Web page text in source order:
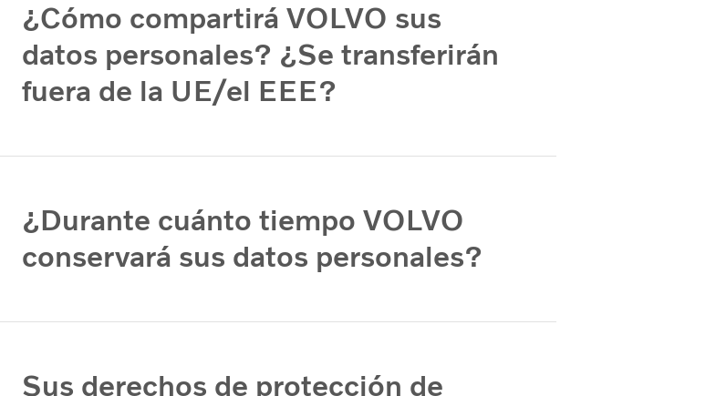
¿Cómo compartirá VOLVO sus
datos personales? ¿Se transferirán
fuera de la UE/el EEE?
¿Durante cuánto tiempo VOLVO
conservará sus datos personales?
Sus derechos de protección de